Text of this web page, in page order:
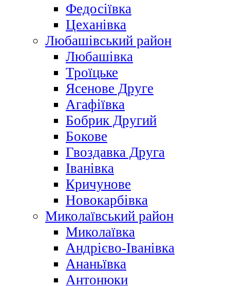
Федосіївка
Цеханівка
Любашівський район
Любашівка
Троїцьке
Ясенове Друге
Агафіївка
Бобрик Другий
Бокове
Гвоздавка Друга
Іванівка
Кричунове
Новокарбівка
Миколаївський район
Миколаївка
Андрієво-Іванівка
Ананьївка
Антонюки